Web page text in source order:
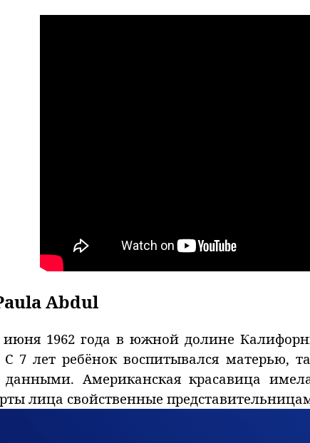
Abdul
июня 1962 года в южной долине
7 лет ребёнок воспитывался матерью,
Американская красавица
лица свойственные